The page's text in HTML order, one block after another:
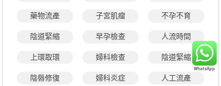
藥物流產 子宮肌瘤 不孕不育
陰道緊縮 早孕檢查 人流時間
上環取環 婦科檢查 陰道緊縮
陰唇修復 婦科炎症 人工流產